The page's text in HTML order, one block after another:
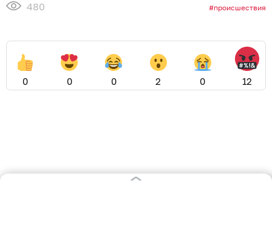
480 происшествия
0 0 0 2 0 12